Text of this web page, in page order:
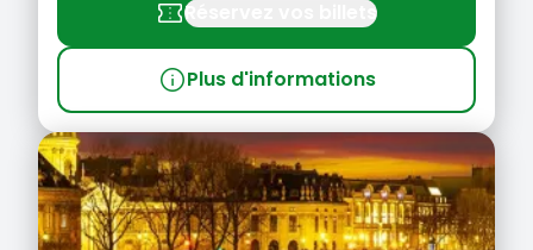
confirmation_numberRéservez vos billets
infoPlus d'informations